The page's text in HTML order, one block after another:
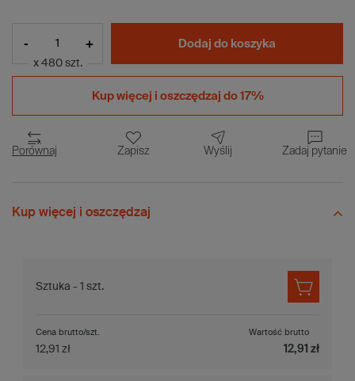
- +
x 480 szt.
Dodaj do koszyka
Kup więcej i oszczędzaj do 17%
Porównaj Zapisz Wyślij Zadaj pytanie
Kup więcej i oszczędzaj
Sztuka - 1 szt.
Cena brutto/szt.
12,91 zł
Wartość brutto
12,91 zł